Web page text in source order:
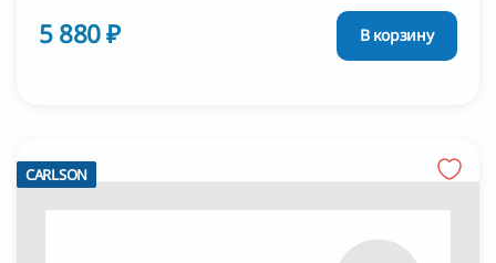
5 880 ₽ В корзину
CARLSON